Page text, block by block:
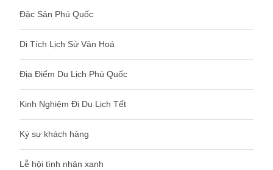
Đặc Sản Phú Quốc
Di Tích Lịch Sử Văn Hoá
Địa Điểm Du Lịch Phú Quốc
Kinh Nghiệm Đi Du Lịch Tết
Ký sự khách hàng
Lễ hội tình nhân xanh